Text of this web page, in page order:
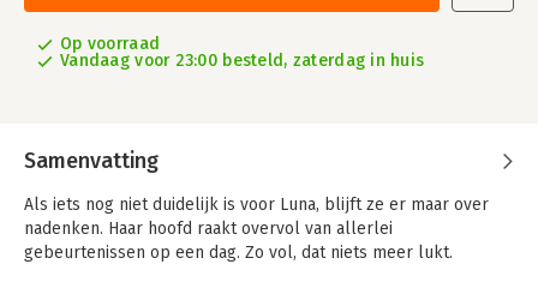
Op voorraad
Vandaag voor 23:00 besteld, zaterdag in huis
Samenvatting
Als iets nog niet duidelijk is voor Luna, blijft ze er maar over
nadenken. Haar hoofd raakt overvol van allerlei
gebeurtenissen op een dag. Zo vol, dat niets meer lukt.